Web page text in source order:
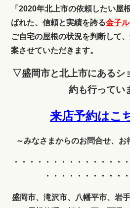
「2020年北上市の依頼したい屋
ばれた、信頼と実績を誇る金子
ご自宅の屋根の状況を判断して
案させていただきます。
▽盛岡市と北上市にあるシ
約も行ってい
来店予約はこ
～みなさまからのお問合せ、お
・・・・・・・・・・・・
・・
・・・・・・・・・・
盛岡市、滝沢市、八幡平市、岩